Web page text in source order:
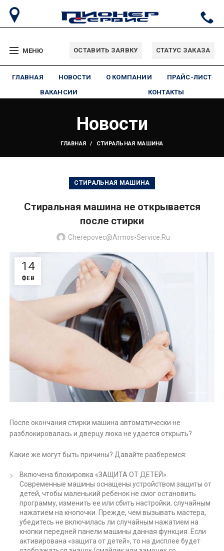
МЕНЮ ОСТАВИТЬ ЗАЯВКУ СТАТУС ЗАКАЗА
ГЛАВНАЯ НОВОСТИ О КОМПАНИИ
ПРАЙС-ЛИСТ
ВАКАНСИИ
КОНТАКТЫ
Новости
ГЛАВНАЯ СТИРАЛЬНАЯ МАШИНА
СТИРАЛЬНАЯ МАШИНА
Стиральная машина не открывается
после стирки
Cherepovec@armos-Service.ru
14
ФЕВ
После окончания стирки машина автоматически не
разблокировалась и дверцу люка не удается открыть?
Какие же могут быть причины? Давайте разберемся:
Включена блокировка «ЗАЩИТА ОТ ДЕТЕЙ».
Современные машины оснащены устройством защиты от
детей, чтобы маленький ребенок не смог остановить
программу, изменить ее или сбить настройки, случайным
нажатием на кнопочки. Прежде, чем вызывать мастера,
убедитесь не включилась ли случайным нажатием на
кнопки передней панели машины данная функция. Если
активирована «защита от детей», то на дисплее будет